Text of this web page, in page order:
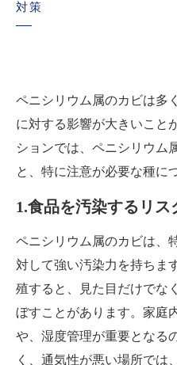
対策
ペニシリウム属のカビは多
に対する影響が大きいこと
ションでは、ペニシリウム
と、特に注意が必要な種に
1.食品を汚染するリス
ペニシリウム属のカビは、
対して強い汚染力を持ちま
殖すると、見た目だけでな
ぼすことがあります。家庭
や、湿度管理が重要となる
く、通気性が悪い場所では